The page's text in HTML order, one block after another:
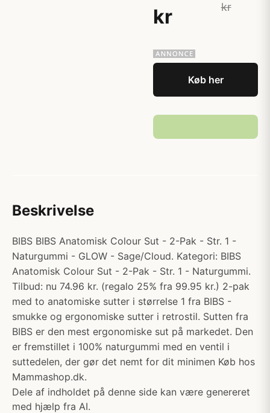
kr
kr
Køb her
Beskrivelse
BIBS BIBS Anatomisk Colour Sut - 2-Pak - Str. 1 -
Naturgummi - GLOW - Sage/Cloud. Kategori: BIBS
Anatomisk Colour Sut - 2-Pak - Str. 1 - Naturgummi.
Tilbud: nu 74.96 kr. (regalo 25% fra 99.95 kr.) 2-pak
med to anatomiske sutter i størrelse 1 fra BIBS -
smukke og ergonomiske sutter i retrostil. Sutten fra
BIBS er den mest ergonomiske sut på markedet. Den
er fremstillet i 100% naturgummi med en ventil i
suttedelen, der gør det nemt for dit minimen Køb hos
Mammashop.dk.
Dele af indholdet på denne side kan være genereret
med hjælp fra AI.